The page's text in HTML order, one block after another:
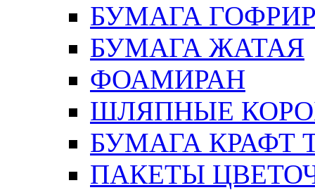
БУМАГА
БУМАГА ЖАТАЯ
ФОАМИРАН
ШЛЯПНЫЕ
БУМАГА КРАФТ
ПАКЕТЫ